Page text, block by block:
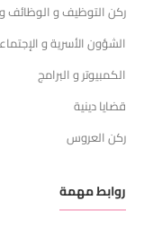
ركن التوظيف و الوظائف
الشؤون الأسرية و
الكمبيوتر و البرامج
قضايا دينية
ركن العروس
روابط مهمة